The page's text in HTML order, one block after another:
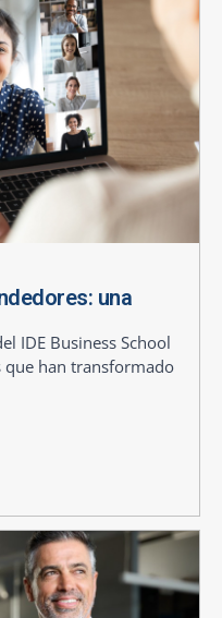
una
IDE Business School
que han transformado